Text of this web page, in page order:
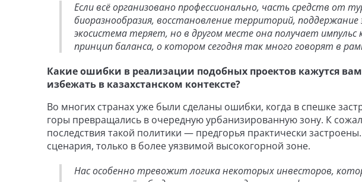
Если всё организовано профессионально, часть средств от
биоразнообразия, восстановление территорий,
экосистема теряет, но в другом месте она получает
принцип баланса, о котором сегодня так много говорят в
Какие ошибки в реализации подобных проектов кажутся
избежать в казахстанском контексте?
Во многих странах уже были сделаны ошибки, когда в спешке
горы превращались в очередную урбанизированную зону. К
последствия такой политики — предгорья практически
сценария, только в более уязвимой высокогорной зоне.
Нас особенно тревожит логика некоторых инвесторов,